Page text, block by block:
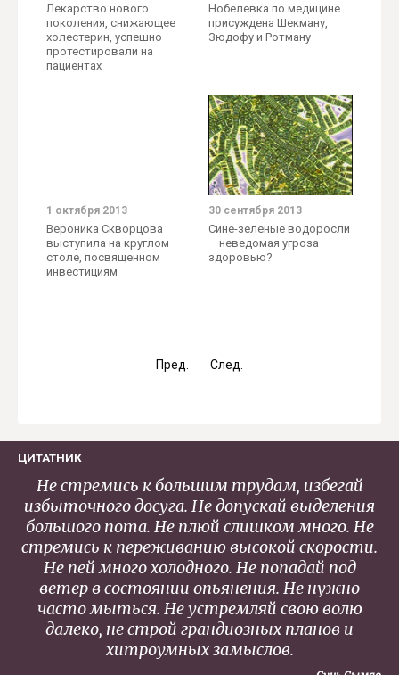
Лекарство нового
поколения, снижающее
холестерин, успешно
протестировали на
пациентах
Нобелевка по медицине
присуждена Шекману,
Зюдофу и Ротману
1 октября 2013
Вероника Скворцова
выступила на круглом
столе, посвященном
инвестициям
30 сентября 2013
Сине-зеленые водоросли
– неведомая угроза
здоровью?
Пред. След.
ЦИТАТНИК
Не стремись к большим трудам, избегай
избыточного досуга. Не допускай выделения
большого пота. Не плюй слишком много. Не
стремись к переживанию высокой скорости.
Не пей много холодного. Не попадай под
ветер в состоянии опьянения. Не нужно
часто мыться. Не устремляй свою волю
далеко, не строй грандиозных планов и
хитроумных замыслов.